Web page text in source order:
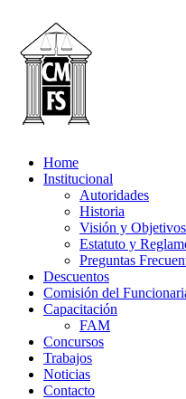
Home
Institucional
Autoridades
Historia
Visión y Objetivos
Estatuto y
Preguntas
Descuentos
Comisión del
Capacitación
FAM
Concursos
Trabajos
Noticias
Contacto